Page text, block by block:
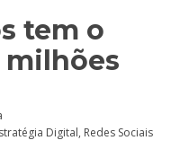
tem o
milhões
Digital, Redes Sociais